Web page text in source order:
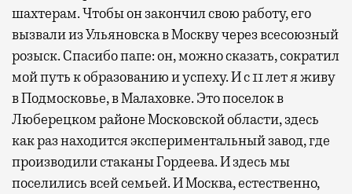
шахтерам. Чтобы он закончил свою работу, его
вызвали из Ульяновска в Москву через всесоюзный
розыск. Спасибо папе: он, можно сказать, сократил
мой путь к образованию и успеху. И с 11 лет я живу
в Подмосковье, в Малаховке. Это поселок в
Люберецком районе Московской области, здесь
как раз находится экспериментальный завод, где
производили стаканы Гордеева. И здесь мы
поселились всей семьей. И Москва, естественно,